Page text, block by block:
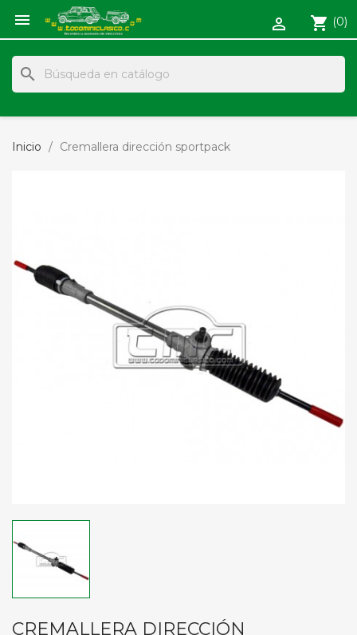
 shopping_cart (0)

search
Inicio Cremallera dirección sportpack
CREMALLERA DIRECCIÓN